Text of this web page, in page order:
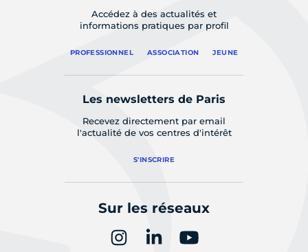
Accédez à des actualités et
informations pratiques par profil
PROFESSIONNEL ASSOCIATION JEUNE
Les newsletters de Paris
Recevez directement par email
l'actualité de vos centres d'intérêt
S'INSCRIRE
Sur les réseaux